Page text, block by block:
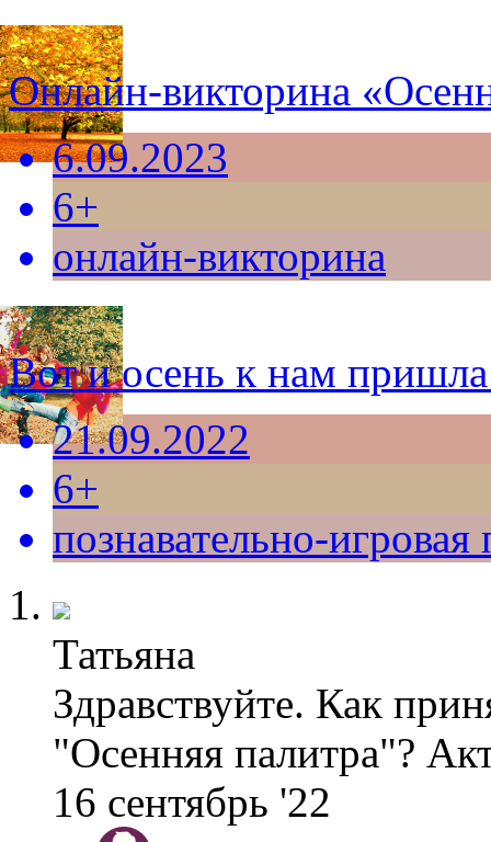
Онлайн-викторина
6.09.2023
6+
онлайн-викторина
Вот и осень к нам
21.09.2022
6+
познавательно-
Татьяна
Здравствуйте. Как
"Осенняя палитра"?
16 сентябрь '22